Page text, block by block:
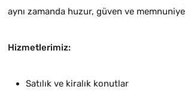
aynı zamanda huzur, güven ve
Hizmetlerimiz:
Satılık ve kiralık konutlar